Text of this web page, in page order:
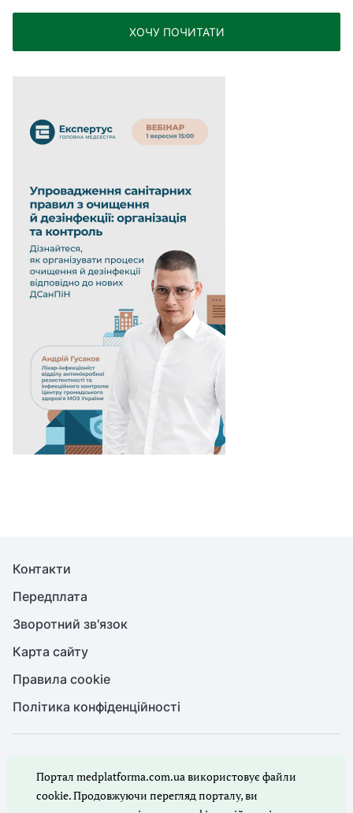
ХОЧУ ПОЧИТАТИ
Контакти
Передплата
Зворотний зв'язок
Карта сайту
Правила cookie
Політика конфіденційності
Повне або часткове копіювання будь-яких матеріалів порталу,
цитування, публікація їх анотованих оглядів допускаються лише
з письмового дозволу редакції порталу.
Портал medplatforma.com.ua використовує файли
cookie. Продовжуючи перегляд порталу, ви